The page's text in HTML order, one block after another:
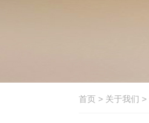
首页 > 关于我们 >